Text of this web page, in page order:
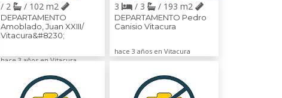
/ 2
/ 102 m2
DEPARTAMENTO
Amoblado, Juan XXIII/
Vitacura&#8230;
hace 3 años en Vitacura
3
/ 3 / 193 m2
DEPARTAMENTO Pedro
Canisio Vitacura
hace 3 años en Vitacura